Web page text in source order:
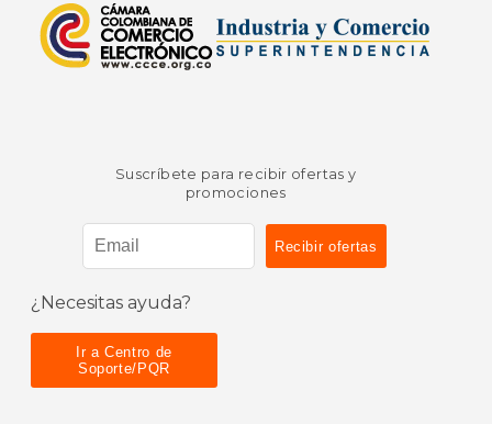
Suscríbete para recibir ofertas y
promociones
¿Necesitas ayuda?
Ir a Centro de
Soporte/PQR